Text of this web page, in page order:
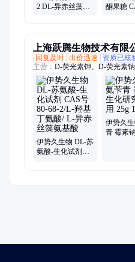
2 DL-异赤丝藻氨
酮果糖
上海跃腾生物技术有限
回复及时 出价迅速 资质已核
主营： D-荧光素钾、D-荧光素
Urease、刀豆凝集素ConA、黄
糖苷酶、辣根过氧化物酶、植
酸、胰蛋白酶抑制剂、乙酰胆
酶、葡萄糖氧化酶、肝素钠、
苏糖醇DTT、苏木色精、伊红
盒
伊势久生物 DL-苏
氨酸-生化试剂
伊势久
青 霉素